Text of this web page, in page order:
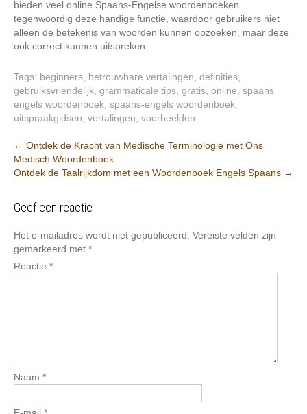
bieden veel online Spaans-Engelse woordenboeken
tegenwoordig deze handige functie, waardoor gebruikers niet
alleen de betekenis van woorden kunnen opzoeken, maar deze
ook correct kunnen uitspreken.
Tags: beginners betrouwbare vertalingen definities
gebruiksvriendelijk grammaticale tips gratis online spaans
engels woordenboek spaans-engels woordenboek
uitspraakgidsen vertalingen voorbeelden
Berichtnavigatie
← Ontdek de Kracht van Medische Terminologie met Ons
Medisch Woordenboek
Ontdek de Taalrijkdom met een Woordenboek Engels Spaans →
Geef een reactie
Het e-mailadres wordt niet gepubliceerd. Vereiste velden zijn
gemarkeerd met *
Reactie *
Naam *